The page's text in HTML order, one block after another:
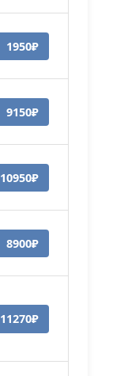
1950₽
9150₽
10950₽
8900₽
11270₽